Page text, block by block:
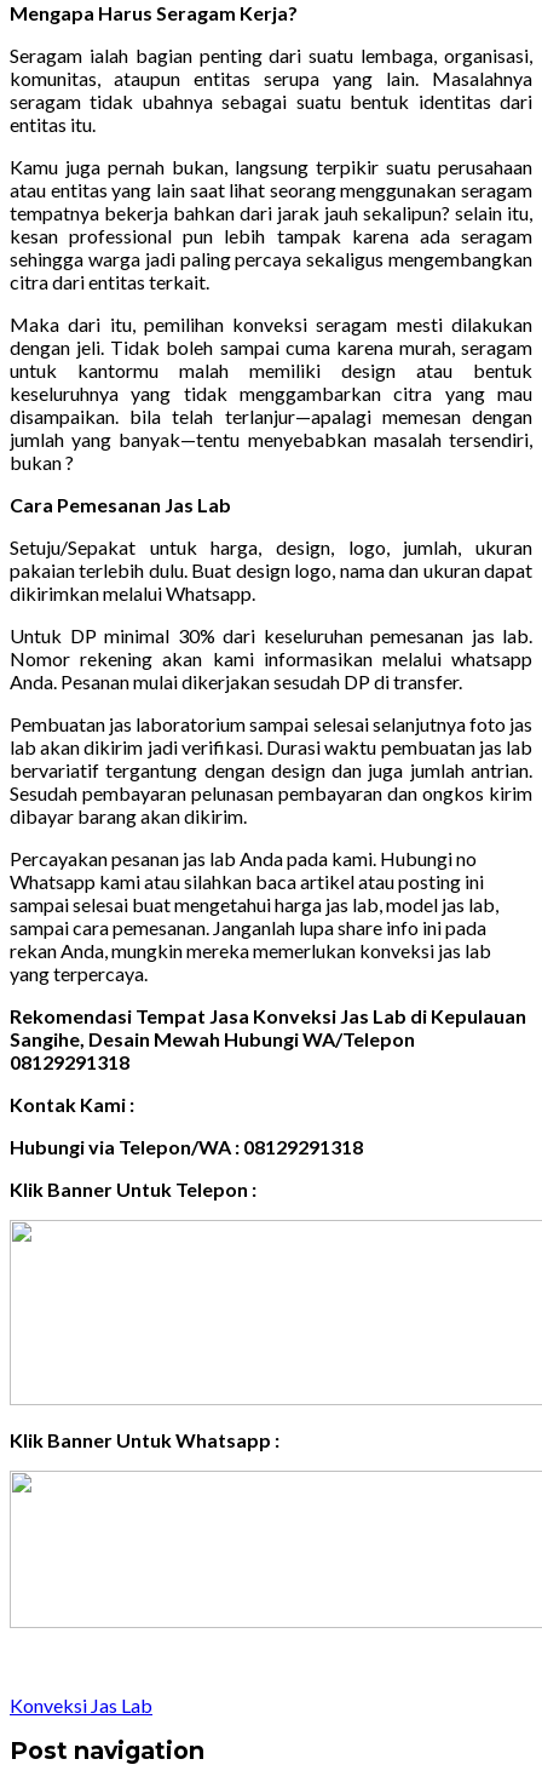
Mengapa Harus Seragam Kerja?
Seragam ialah bagian penting dari suatu lembaga, organisasi,
komunitas, ataupun entitas serupa yang lain. Masalahnya
seragam tidak ubahnya sebagai suatu bentuk identitas dari
entitas itu.
Kamu juga pernah bukan, langsung terpikir suatu perusahaan
atau entitas yang lain saat lihat seorang menggunakan seragam
tempatnya bekerja bahkan dari jarak jauh sekalipun? selain itu,
kesan professional pun lebih tampak karena ada seragam
sehingga warga jadi paling percaya sekaligus mengembangkan
citra dari entitas terkait.
Maka dari itu, pemilihan konveksi seragam mesti dilakukan
dengan jeli. Tidak boleh sampai cuma karena murah, seragam
untuk kantormu malah memiliki design atau bentuk
keseluruhnya yang tidak menggambarkan citra yang mau
disampaikan. bila telah terlanjur—apalagi memesan dengan
jumlah yang banyak—tentu menyebabkan masalah tersendiri,
bukan ?
Cara Pemesanan Jas Lab
Setuju/Sepakat untuk harga, design, logo, jumlah, ukuran
pakaian terlebih dulu. Buat design logo, nama dan ukuran dapat
dikirimkan melalui Whatsapp.
Untuk DP minimal 30% dari keseluruhan pemesanan jas lab.
Nomor rekening akan kami informasikan melalui whatsapp
Anda. Pesanan mulai dikerjakan sesudah DP di transfer.
Pembuatan jas laboratorium sampai selesai selanjutnya foto jas
lab akan dikirim jadi verifikasi. Durasi waktu pembuatan jas lab
bervariatif tergantung dengan design dan juga jumlah antrian.
Sesudah pembayaran pelunasan pembayaran dan ongkos kirim
dibayar barang akan dikirim.
Percayakan pesanan jas lab Anda pada kami. Hubungi no
Whatsapp kami atau silahkan baca artikel atau posting ini
sampai selesai buat mengetahui harga jas lab, model jas lab,
sampai cara pemesanan. Janganlah lupa share info ini pada
rekan Anda, mungkin mereka memerlukan konveksi jas lab
yang terpercaya.
Rekomendasi Tempat Jasa Konveksi Jas Lab di Kepulauan
Sangihe, Desain Mewah Hubungi WA/Telepon
08129291318
Kontak Kami :
Hubungi via Telepon/WA : 08129291318
Klik Banner Untuk Telepon :
Klik Banner Untuk Whatsapp :
Konveksi Jas Lab
Post navigation